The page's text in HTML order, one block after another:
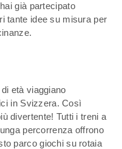
già partecipato
tante idee su misura per
età viaggiano
in Svizzera. Così
divertente! Tutti i treni a
percorrenza offrono
parco giochi su rotaia